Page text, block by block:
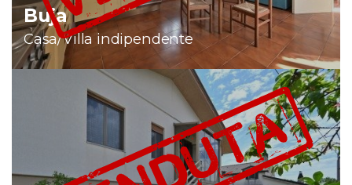
Buja
Casa/Villa indipendente